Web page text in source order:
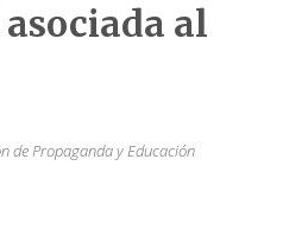
al
de Propaganda y Educación